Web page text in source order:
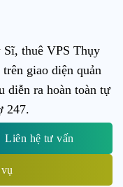
Sĩ, thuê VPS Thụy
giao diện quản
diễn ra hoàn toàn tự
247.
Liên hệ tư vấn